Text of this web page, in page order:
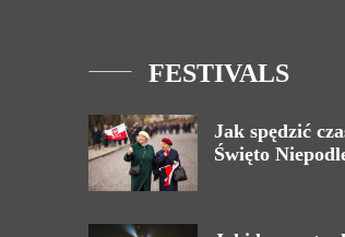
FESTIVALS
Jak spędzić
Święto